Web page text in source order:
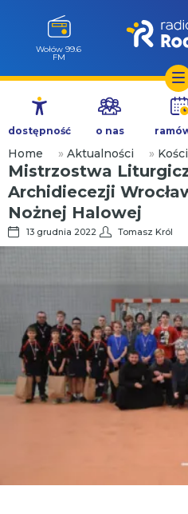
Przejdź
treści
Wołów 99.6
FM
dostępność o nas
Home » Aktualności »
Mistrzostwa
Archidiecezji
Nożnej Halowej
13 grudnia 2022 Tomasz Król